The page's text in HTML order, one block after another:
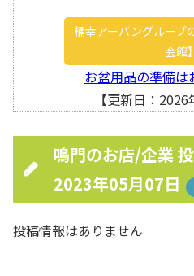
桶幸アーバングループ
会館】
お盆用品の準備は
【更新日：2026
鳴門のお店/企業
2023年05月07日
投稿情報はありません